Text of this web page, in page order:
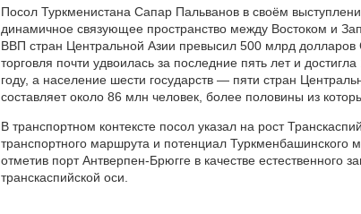
Посол Туркменистана Сапар Пальванов в своём
динамичное связующее пространство между Востоком и
ВВП стран Центральной Азии превысил 500 млрд
торговля почти удвоилась за последние пять лет и
году, а население шести государств — пяти стран
составляет около 86 млн человек, более половины из
В транспортном контексте посол указал на рост
транспортного маршрута и потенциал Туркменбашинского
отметив порт Антверпен-Брюгге в качестве естественного
транскаспийской оси.